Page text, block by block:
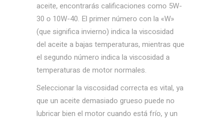
aceite, encontrarás calificaciones como 5W-
30 o 10W-40. El primer número con la «W»
(que significa invierno) indica la viscosidad
del aceite a bajas temperaturas, mientras que
el segundo número indica la viscosidad a
temperaturas de motor normales.
Seleccionar la viscosidad correcta es vital, ya
que un aceite demasiado grueso puede no
lubricar bien el motor cuando está frío, y un